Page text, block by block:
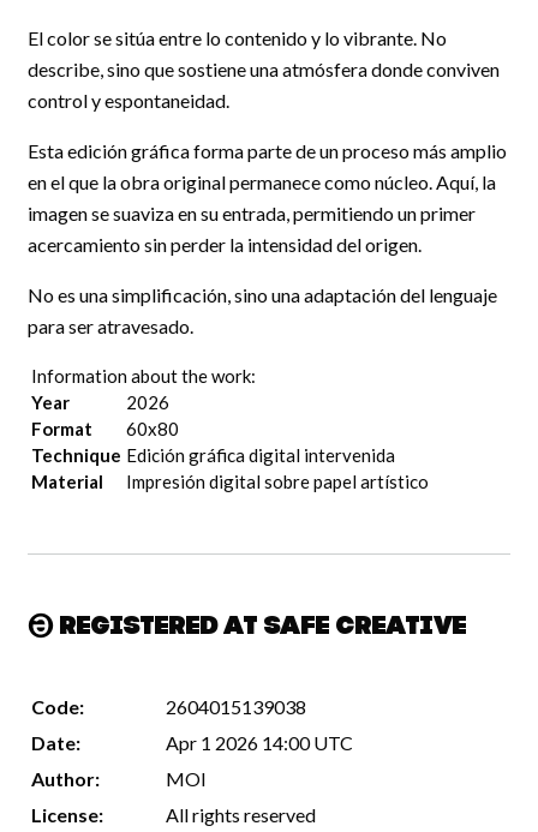
El color se sitúa entre lo contenido y lo vibrante. No
describe, sino que sostiene una atmósfera donde conviven
control y espontaneidad.
Esta edición gráfica forma parte de un proceso más amplio
en el que la obra original permanece como núcleo. Aquí, la
imagen se suaviza en su entrada, permitiendo un primer
acercamiento sin perder la intensidad del origen.
No es una simplificación, sino una adaptación del lenguaje
para ser atravesado.
Information about the work:
Year
2026
Format
60x80
Technique Edición gráfica digital intervenida
Material
Impresión digital sobre papel artístico
Registered at Safe Creative
Code:
2604015139038
Date:
Apr 1 2026 14:00 UTC
Author:
MOI
License:
All rights reserved